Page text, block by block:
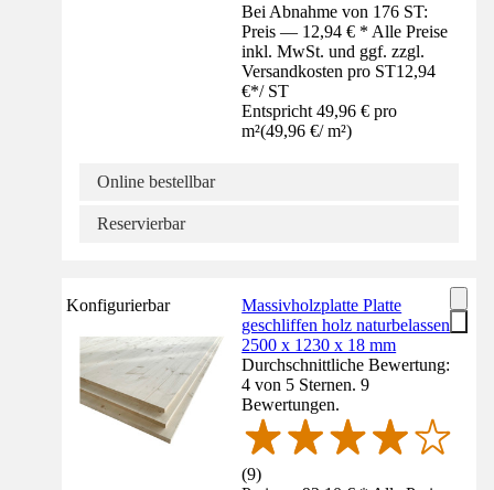
Bei Abnahme von 176 ST:
Preis — 12,94 € * Alle Preise
inkl. MwSt. und ggf. zzgl.
Versandkosten pro ST12,94
€*/ ST
Entspricht 49,96 € pro
m²(49,96 €/ m²)
Online bestellbar
Reservierbar
Konfigurierbar
Massivholzplatte Platte
geschliffen holz naturbelassen
2500 x 1230 x 18 mm
Durchschnittliche Bewertung:
4 von 5 Sternen. 9
Bewertungen.
(9)